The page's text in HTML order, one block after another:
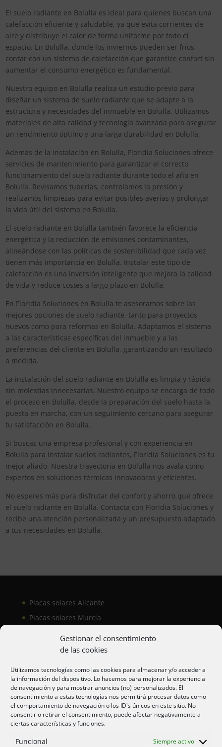
Gestionar el consentimiento
de las cookies
Utilizamos tecnologías como las cookies para almacenar y/o acceder a
la información del dispositivo. Lo hacemos para mejorar la experiencia
de navegación y para mostrar anuncios (no) personalizados. El
consentimiento a estas tecnologías nos permitirá procesar datos como
el comportamiento de navegación o los ID's únicos en este sitio. No
consentir o retirar el consentimiento, puede afectar negativamente a
ciertas características y funciones.
Funcional Siempre activo
El suelo radiante en Bolulla es ideal para quienes buscan una
calefacción eficiente y saludable, ya que evita corrientes de
aire y distribuye el calor de forma uniforme por todo el
espacio. En Bolulla, donde los inviernos pueden ser fríos,
contar con un sistema de calefacción que garantice confort sin
aumentar el consumo energético es fundamental.
Nuestro equipo en Bolulla realiza un estudio previo para
diseñar un sistema de suelo radiante que se adapte a la
estructura y necesidades del inmueble en Bolulla. Utilizamos
materiales de alta calidad y tecnología avanzada para asegurar
un rendimiento óptimo y una larga durabilidad en Bolulla.
Además de la instalación en Bolulla, Floridia Soluciones ofrece
servicios de mantenimiento para garantizar el correcto
funcionamiento del suelo radiante durante todo el año en
Bolulla. Revisamos tuberías, controlamos la presión y
realizamos limpiezas para evitar posibles averías y prolongar
la vida útil del sistema en Bolulla.
El suelo radiante en Bolulla también favorece la eficiencia
energética y la reducción de emisiones contaminantes,
alineándose con las políticas de sostenibilidad que cada vez
tienen más importancia en Bolulla. Instalar este tipo de
calefacción es una inversión inteligente que mejora la calidad
de vida y reduce costes a largo plazo en Bolulla.
En Floridia Soluciones en Bolulla te asesoramos sobre las
mejores opciones de suelo radiante, tanto para proyectos
nuevos como para reformas en Bolulla. Adaptamos el sistema
a las características específicas del inmueble y a las
preferencias del cliente en Bolulla, garantizando un resultado
a medida.
La instalación del suelo radiante en Bolulla es limpia y rápida,
sin molestias innecesarias. Nuestro equipo se encarga de todo
el proceso en Bolulla, desde la preparación del suelo hasta la
puesta en marcha, con un seguimiento cercano para asegurar
tu satisfacción en Bolulla.
Si buscas una empresa profesional y con experiencia en
Bolulla para instalar suelos radiantes, Floridia Soluciones es tu
mejor aliado. Nuestra trayectoria en Bolulla nos avala como
expertos en soluciones térmicas innovadoras y eficientes.
No esperes más para disfrutar del confort y ahorro que ofrece
el suelo radiante en Bolulla. Contacta con Floridia Soluciones y
recibe una atención personalizada y un presupuesto adaptado
a tus necesidades en Bolulla.
Placas solares Alicante
Placas solares Murcia
Aire acondicionado Alicante
Aire acondicionador Murcia
Aire acondicionado San Juan